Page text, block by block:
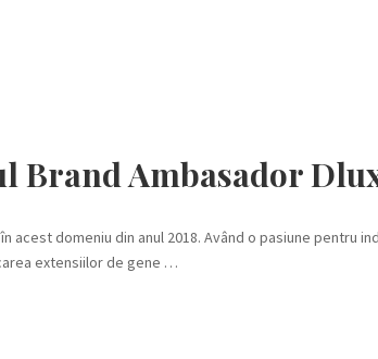
Brand Ambasador
acest domeniu din anul 2018. Având o pasiune pentru
extensiilor de gene …